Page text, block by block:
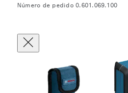
Número de pedido 0.601.069.100